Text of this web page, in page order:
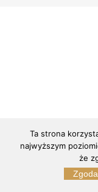
Ta strona
najwyższym
że
Zgoda